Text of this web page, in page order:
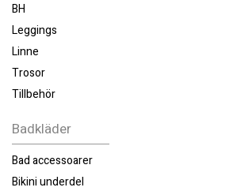
BH
Leggings
Linne
Trosor
Tillbehör
Badkläder
Bad accessoarer
Bikini underdel